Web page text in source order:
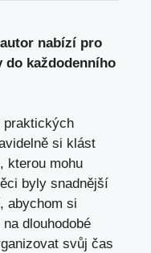
nabízí pro
do každodenního
praktických
si klást
kterou mohu
byly snadnější
abychom si
dlouhodobé
svůj čas